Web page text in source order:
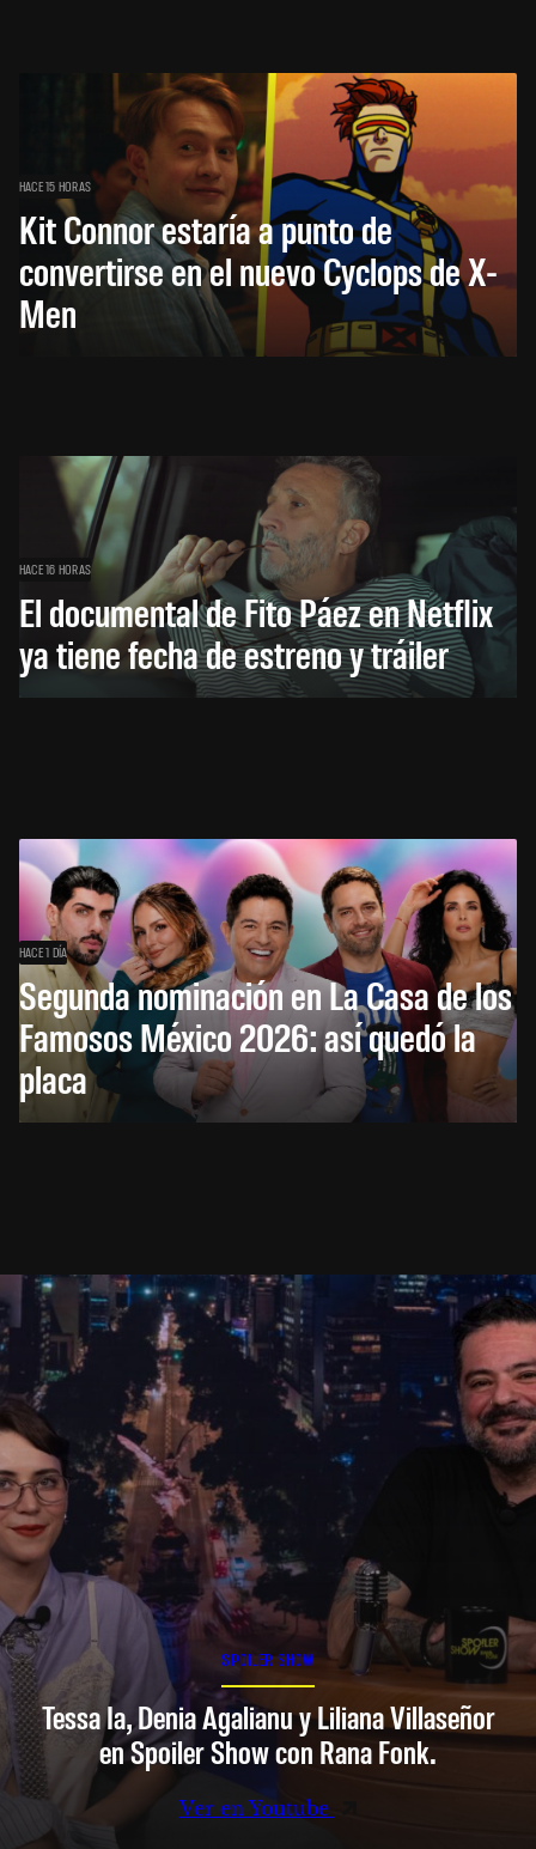
HACE 15 HORAS
Kit Connor estaría a punto de
convertirse en el nuevo Cyclops de X-
Men
HACE 16 HORAS
El documental de Fito Páez en Netflix
ya tiene fecha de estreno y tráiler
HACE 1 DÍA
Segunda nominación en La Casa de los
Famosos México 2026: así quedó la
placa
SPOILER SHOW
Tessa Ia, Denia Agalianu y Liliana Villaseñor
en Spoiler Show con Rana Fonk.
Ver en Youtube